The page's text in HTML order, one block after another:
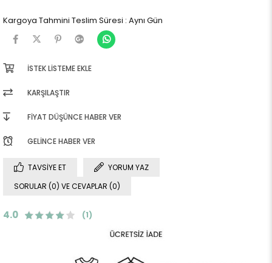
Kargoya Tahmini Teslim Süresi : Aynı Gün
İSTEK LISTEME EKLE
KARŞILAŞTIR
FIYAT DÜŞÜNCE HABER VER
GELINCE HABER VER
TAVSIYE ET
YORUM YAZ
SORULAR (0) VE CEVAPLAR (0)
4.0 (1)